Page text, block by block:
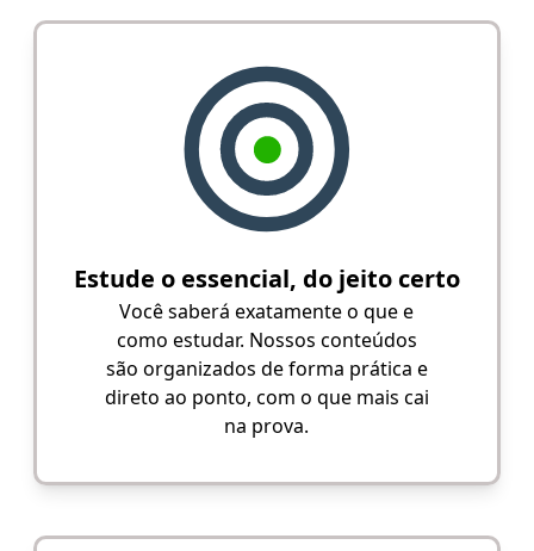
Estude o essencial, do jeito certo
Você saberá exatamente o que e
como estudar. Nossos conteúdos
são organizados de forma prática e
direto ao ponto, com o que mais cai
na prova.